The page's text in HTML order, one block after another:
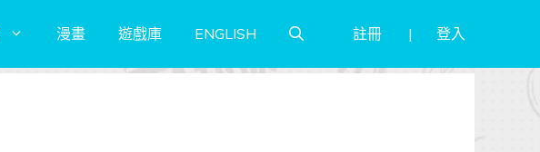
漫畫 遊戲庫 ENGLISH 註冊 登入